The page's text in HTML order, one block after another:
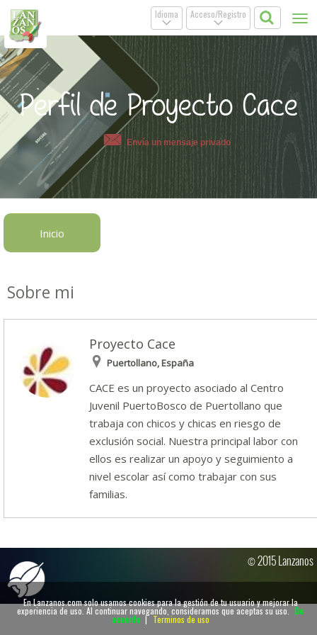
En Lanzanos.com solo usamos cookies para la gestión de tu usuario y mejorar la
experiencia de uso. Al continuar navegando, consideramos que aceptas su uso. De
acuerdo | Terminos de uso
Acceso/Registro
.
Idioma
.
Perfil de Proyecto Cace
Envía un mensaje privado
Inicio
Sobre mi
Proyecto Cace
Puertollano, España
CACE es un proyecto asociado al Centro
Juvenil PuertoBosco de Puertollano que
trabaja con chicos y chicas en riesgo de
exclusión social. Nuestra principal labor con
ellos es realizar un apoyo y seguimiento a
nivel escolar así como trabajar con sus
familias.
© 2015 Lanzanos